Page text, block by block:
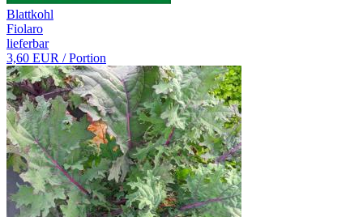
Blattkohl
Fiolaro
lieferbar
3,60 EUR / Portion